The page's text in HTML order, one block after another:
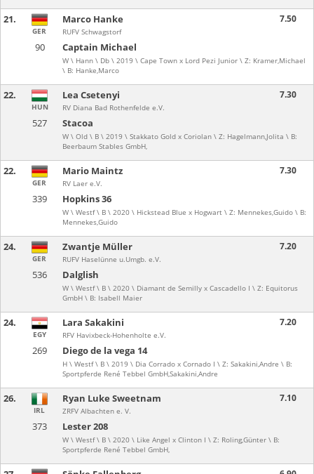
21.
90 Captain Michael
W \ Hann \ Db \ 2019 \ Cape Town x Lord Pezi Junior \ Z: Kramer,Michael
\ B: Hanke,Marco
GER
Marco Hanke
RUFV Schwagstorf
7.50
22.
527 Stacoa
W \ Old \ B \ 2019 \ Stakkato Gold x Coriolan \ Z: Hagelmann,Jolita \ B:
Beerbaum Stables GmbH,
HUN
Lea Csetenyi
RV Diana Bad Rothenfelde e.V.
7.30
22.
339 Hopkins 36
W \ Westf \ B \ 2020 \ Hickstead Blue x Hogwart \ Z: Mennekes,Guido \ B:
Mennekes,Guido
GER
Mario Maintz
RV Laer e.V.
7.30
24.
536 Dalglish
W \ Westf \ B \ 2020 \ Diamant de Semilly x Cascadello I \ Z: Equitorus
GmbH \ B: Isabell Maier
GER
Zwantje Müller
RUFV Haselünne u.Umgb. e.V.
7.20
24.
269 Diego de la vega 14
H \ Westf \ B \ 2019 \ Dia Corrado x Cornado I \ Z: Sakakini,Andre \ B:
Sportpferde René Tebbel GmbH,Sakakini,Andre
EGY
Lara Sakakini
RFV Havixbeck-Hohenholte e.V.
7.20
26.
373 Lester 208
W \ Westf \ B \ 2020 \ Like Angel x Clinton I \ Z: Roling,Günter \ B:
Sportpferde René Tebbel GmbH,
IRL
Ryan Luke Sweetnam
ZRFV Albachten e. V.
7.10